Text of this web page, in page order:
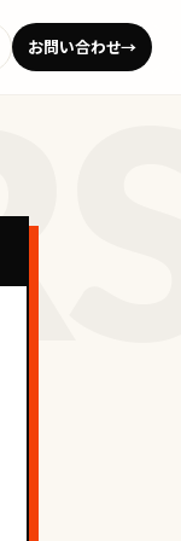
お問い合わせ→